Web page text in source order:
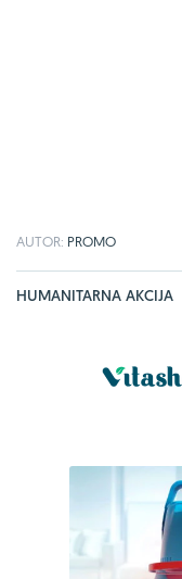
AUTOR: PROMO
HUMANITARNA AKCIJA